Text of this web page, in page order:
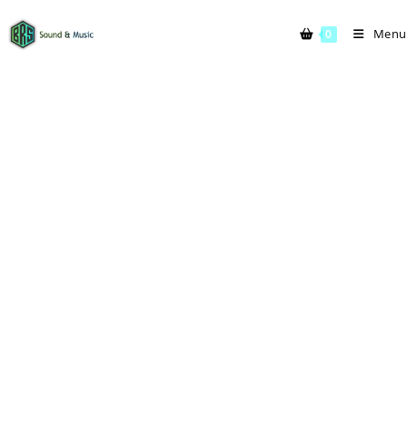
0 Menu